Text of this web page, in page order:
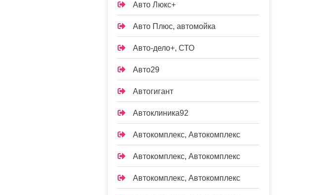
Авто Люкс+
Авто Плюс, автомойка
Авто-дело+, СТО
Авто29
Автогигант
Автоклиника92
Автокомплекс, Автокомплекс
Автокомплекс, Автокомплекс
Автокомплекс, Автокомплекс